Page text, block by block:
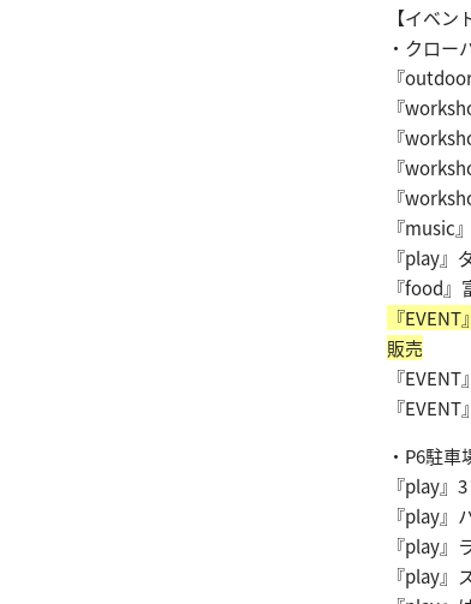
【イベン
・クロ
『
『
『
『
『
『music
『play
『food』
『
販売
『
『
・P6駐車
『play
『play』
『play』
『play』